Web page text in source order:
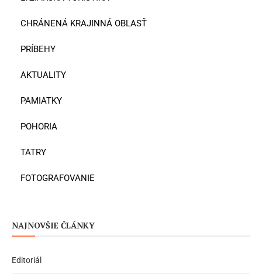
CHRÁNENÁ KRAJINNÁ OBLASŤ
PRÍBEHY
AKTUALITY
PAMIATKY
POHORIA
TATRY
FOTOGRAFOVANIE
NAJNOVŠIE ČLÁNKY
Editoriál